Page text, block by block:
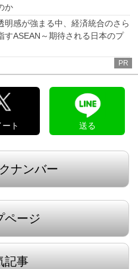
か
明感が強まる中、経済統合のさら
すASEAN～期待される日本のプ
PR
ート 送る
ナンバー
ページ
記事